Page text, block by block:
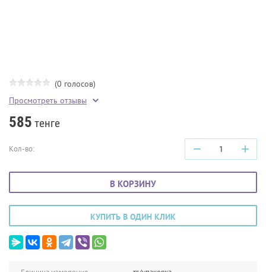
(0 голосов)
Просмотреть отзывы
585 тенге
Кол-во: − +
В КОРЗИНУ
КУПИТЬ В ОДИН КЛИК